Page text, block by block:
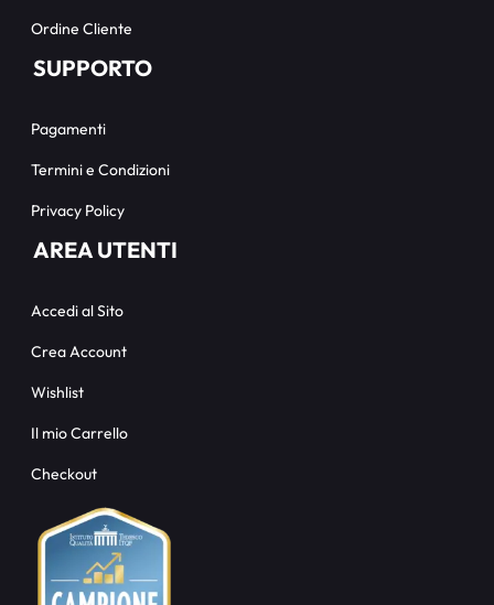
Ordine Cliente
SUPPORTO
Pagamenti
Termini e Condizioni
Privacy Policy
AREA UTENTI
Accedi al Sito
Crea Account
Wishlist
Il mio Carrello
Checkout